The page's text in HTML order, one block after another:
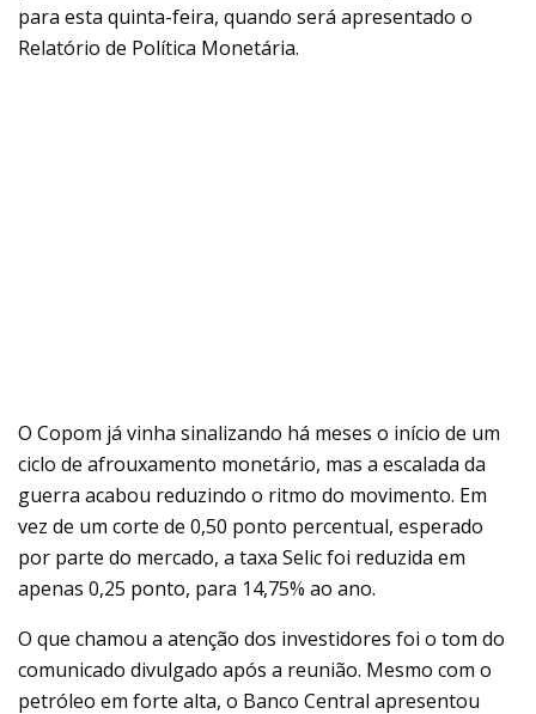
para esta quinta-feira, quando será apresentado o
Relatório de Política Monetária.
O Copom já vinha sinalizando há meses o início de um
ciclo de afrouxamento monetário, mas a escalada da
guerra acabou reduzindo o ritmo do movimento. Em
vez de um corte de 0,50 ponto percentual, esperado
por parte do mercado, a taxa Selic foi reduzida em
apenas 0,25 ponto, para 14,75% ao ano.
O que chamou a atenção dos investidores foi o tom do
comunicado divulgado após a reunião. Mesmo com o
petróleo em forte alta, o Banco Central apresentou